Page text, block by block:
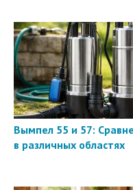
Вымпел 55 и 57:
в различных областях